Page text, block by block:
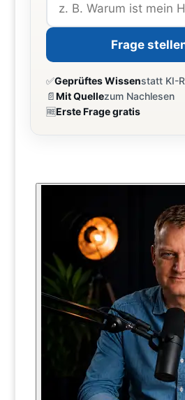
Frage
✅Geprüftes Wissenstatt KI-
📄Mit Quellezum Nachlesen
🆓Erste Frage gratis